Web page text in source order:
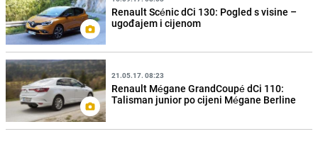
Renault Scénic dCi 130: Pogled s visine –
ugođajem i cijenom
21.05.17. 08:23
Renault Mégane GrandCoupé dCi 110:
Talisman junior po cijeni Mégane Berline